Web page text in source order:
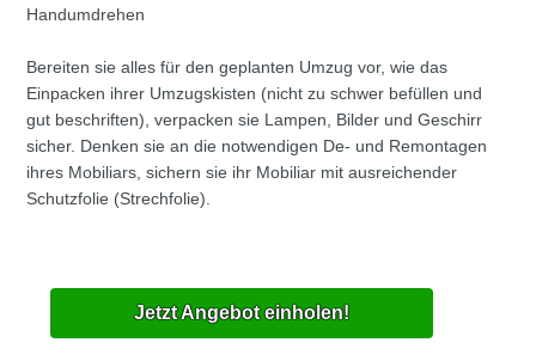
Handumdrehen
Bereiten sie alles für den geplanten Umzug vor, wie das
Einpacken ihrer Umzugskisten (nicht zu schwer befüllen und
gut beschriften), verpacken sie Lampen, Bilder und Geschirr
sicher. Denken sie an die notwendigen De- und Remontagen
ihres Mobiliars, sichern sie ihr Mobiliar mit ausreichender
Schutzfolie (Strechfolie).
Jetzt Angebot einholen!